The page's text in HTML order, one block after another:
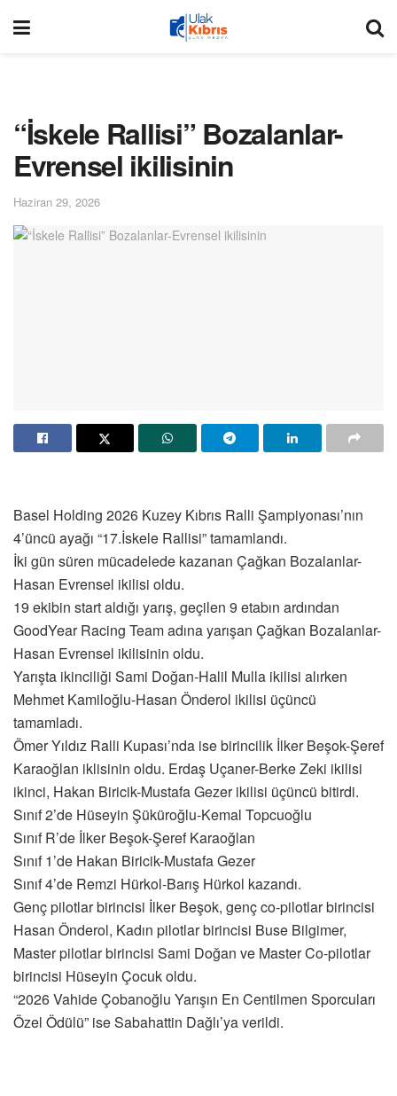
“İskele Rallisi” Bozalanlar-
Evrensel ikilisinin
Haziran 29, 2026
Basel Holding 2026 Kuzey Kıbrıs Ralli Şampiyonası’nın
4’üncü ayağı “17.İskele Rallisi” tamamlandı.
İki gün süren mücadelede kazanan Çağkan Bozalanlar-
Hasan Evrensel ikilisi oldu.
19 ekibin start aldığı yarış, geçilen 9 etabın ardından
GoodYear Racing Team adına yarışan Çağkan Bozalanlar-
Hasan Evrensel ikilisinin oldu.
Yarışta ikinciliği Sami Doğan-Halil Mulla ikilisi alırken
Mehmet Kamiloğlu-Hasan Önderol ikilisi üçüncü
tamamladı.
Ömer Yıldız Ralli Kupası’nda ise birincilik İlker Beşok-Şeref
Karaoğlan iklisinin oldu. Erdaş Uçaner-Berke Zeki ikilisi
ikinci, Hakan Biricik-Mustafa Gezer ikilisi üçüncü bitirdi.
Sınıf 2’de Hüseyin Şüküroğlu-Kemal Topcuoğlu
Sınıf R’de İlker Beşok-Şeref Karaoğlan
Sınıf 1’de Hakan Biricik-Mustafa Gezer
Sınıf 4’de Remzi Hürkol-Barış Hürkol kazandı.
Genç pilotlar birincisi İlker Beşok, genç co-pilotlar birincisi
Hasan Önderol, Kadın pilotlar birincisi Buse Bilgimer,
Master pilotlar birincisi Sami Doğan ve Master Co-pilotlar
birincisi Hüseyin Çocuk oldu.
“2026 Vahide Çobanoğlu Yarışın En Centilmen Sporcuları
Özel Ödülü” ise Sabahattin Dağlı’ya verildi.